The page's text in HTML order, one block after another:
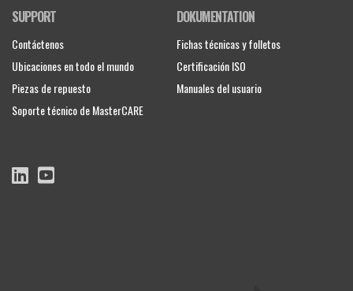
SUPPORT
Contáctenos
Ubicaciones en todo el mundo
Piezas de repuesto
Soporte técnico de MasterCARE
DOKUMENTATION
Fichas técnicas y folletos
Certificación ISO
Manuales del usuario